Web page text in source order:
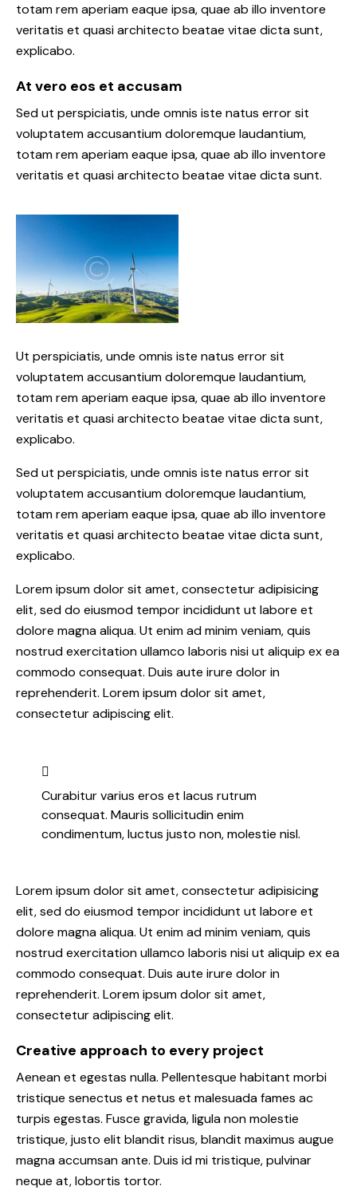
totam rem aperiam eaque ipsa, quae ab illo inventore
veritatis et quasi architecto beatae vitae dicta sunt,
explicabo.
At vero eos et accusam
Sed ut perspiciatis, unde omnis iste natus error sit
voluptatem accusantium doloremque laudantium,
totam rem aperiam eaque ipsa, quae ab illo inventore
veritatis et quasi architecto beatae vitae dicta sunt.
Ut perspiciatis, unde omnis iste natus error sit
voluptatem accusantium doloremque laudantium,
totam rem aperiam eaque ipsa, quae ab illo inventore
veritatis et quasi architecto beatae vitae dicta sunt,
explicabo.
Sed ut perspiciatis, unde omnis iste natus error sit
voluptatem accusantium doloremque laudantium,
totam rem aperiam eaque ipsa, quae ab illo inventore
veritatis et quasi architecto beatae vitae dicta sunt,
explicabo.
Lorem ipsum dolor sit amet, consectetur adipisicing
elit, sed do eiusmod tempor incididunt ut labore et
dolore magna aliqua. Ut enim ad minim veniam, quis
nostrud exercitation ullamco laboris nisi ut aliquip ex ea
commodo consequat. Duis aute irure dolor in
reprehenderit. Lorem ipsum dolor sit amet,
consectetur adipiscing elit.
Curabitur varius eros et lacus rutrum
consequat. Mauris sollicitudin enim
condimentum, luctus justo non, molestie nisl.
Lorem ipsum dolor sit amet, consectetur adipisicing
elit, sed do eiusmod tempor incididunt ut labore et
dolore magna aliqua. Ut enim ad minim veniam, quis
nostrud exercitation ullamco laboris nisi ut aliquip ex ea
commodo consequat. Duis aute irure dolor in
reprehenderit. Lorem ipsum dolor sit amet,
consectetur adipiscing elit.
Creative approach to every project
Aenean et egestas nulla. Pellentesque habitant morbi
tristique senectus et netus et malesuada fames ac
turpis egestas. Fusce gravida, ligula non molestie
tristique, justo elit blandit risus, blandit maximus augue
magna accumsan ante. Duis id mi tristique, pulvinar
neque at, lobortis tortor.